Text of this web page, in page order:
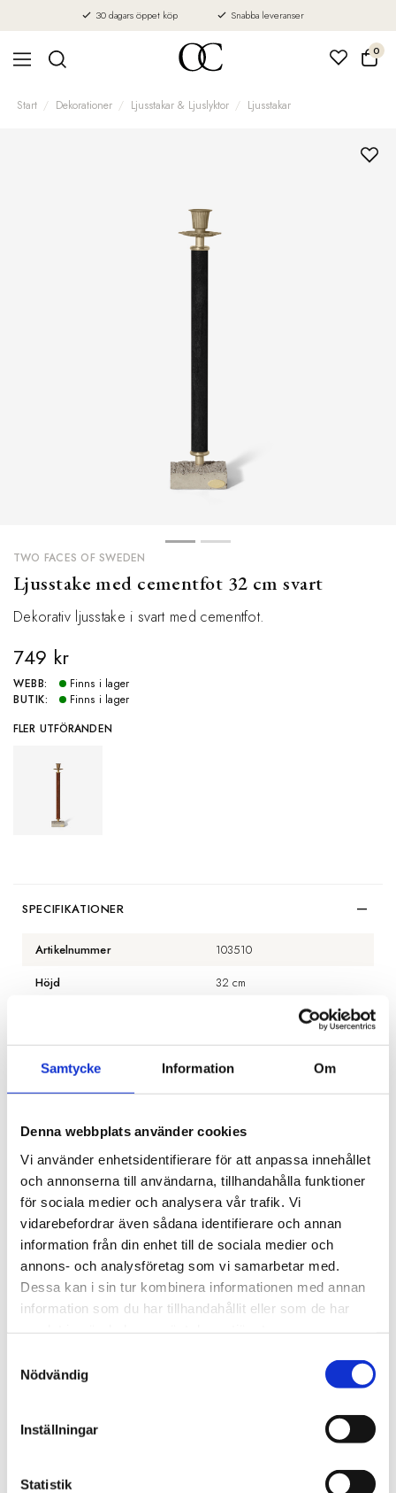
Samtycke Information Om
Denna webbplats använder cookies
Vi använder enhetsidentifierare för att anpassa innehållet
och annonserna till användarna, tillhandahålla funktioner
för sociala medier och analysera vår trafik. Vi
vidarebefordrar även sådana identifierare och annan
information från din enhet till de sociala medier och
annons- och analysföretag som vi samarbetar med.
Dessa kan i sin tur kombinera informationen med annan
information som du har tillhandahållit eller som de har
Nödvändig
Inställningar
Statistik
30 dagars öppet köp Snabba leveranser
0
Start Dekorationer Ljusstakar & Ljuslyktor Ljusstakar
TWO FACES OF SWEDEN
Ljusstake med cementfot 32 cm svart
Dekorativ ljusstake i svart med cementfot.
749 kr
WEBB:
Finns i lager
BUTIK:
Finns i lager
FLER UTFÖRANDEN
SPECIFIKATIONER
Artikelnummer
103510
Höjd
32 cm
Metall och cement
Färg
Svart
RECENSIONER
OM TWO FACES OF SWEDEN
PRODUKTBLAD
30 dagars öppet köp - gäller ej företagskunder eller beställningsvaror